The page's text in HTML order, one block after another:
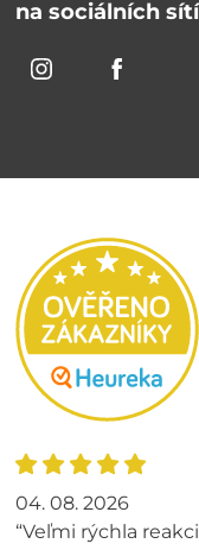
na sociálních
04. 08. 2026
“Veľmi rýchla